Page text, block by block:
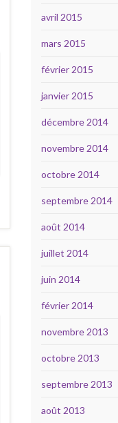
avril 2015
mars 2015
février 2015
janvier 2015
décembre 2014
novembre 2014
octobre 2014
septembre 2014
août 2014
juillet 2014
juin 2014
février 2014
novembre 2013
octobre 2013
septembre 2013
août 2013